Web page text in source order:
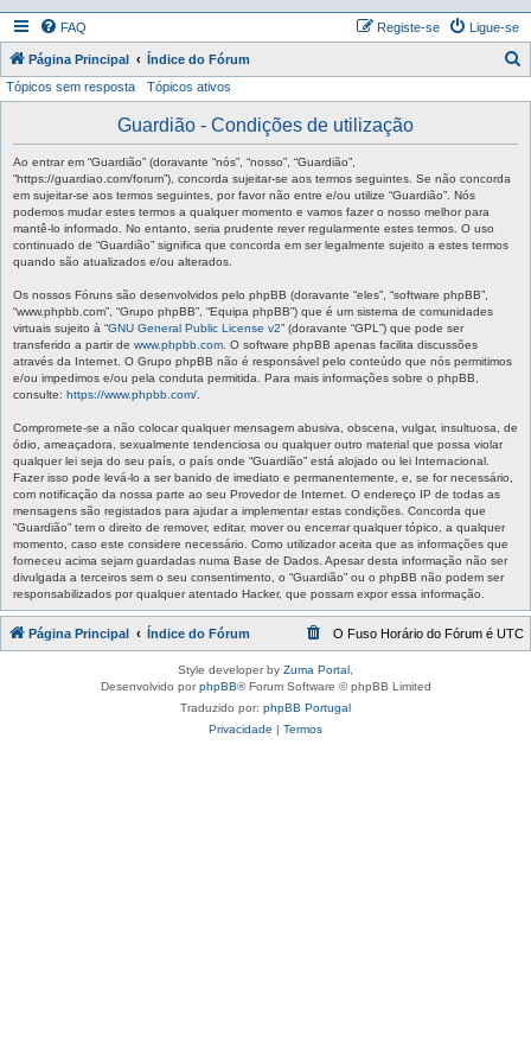
FAQ Ligue-se
Registe-se
Página Principal Índice do Fórum
Tópicos sem resposta Tópicos ativos
Guardião - Condições de utilização
Ao entrar em “Guardião” (doravante “nós”, “nosso”, “Guardião”,
“https://guardiao.com/forum”), concorda sujeitar-se aos termos seguintes. Se não concorda
em sujeitar-se aos termos seguintes, por favor não entre e/ou utilize “Guardião”. Nós
podemos mudar estes termos a qualquer momento e vamos fazer o nosso melhor para
mantê-lo informado. No entanto, seria prudente rever regularmente estes termos. O uso
continuado de “Guardião” significa que concorda em ser legalmente sujeito a estes termos
quando são atualizados e/ou alterados.
Os nossos Fóruns são desenvolvidos pelo phpBB (doravante “eles”, “software phpBB”,
“www.phpbb.com”, “Grupo phpBB”, “Equipa phpBB”) que é um sistema de comunidades
virtuais sujeito à “GNU General Public License v2” (doravante “GPL”) que pode ser
transferido a partir de www.phpbb.com . O software phpBB apenas facilita discussões
através da Internet. O Grupo phpBB não é responsável pelo conteúdo que nós permitimos
e/ou impedimos e/ou pela conduta permitida. Para mais informações sobre o phpBB,
consulte: https://www.phpbb.com/
Compromete-se a não colocar qualquer mensagem abusiva, obscena, vulgar, insultuosa, de
ódio, ameaçadora, sexualmente tendenciosa ou qualquer outro material que possa violar
qualquer lei seja do seu país, o país onde “Guardião” está alojado ou lei Internacional.
Fazer isso pode levá-lo a ser banido de imediato e permanentemente, e, se for necessário,
com notificação da nossa parte ao seu Provedor de Internet. O endereço IP de todas as
mensagens são registados para ajudar a implementar estas condições. Concorda que
“Guardião” tem o direito de remover, editar, mover ou encerrar qualquer tópico, a qualquer
momento, caso este considere necessário. Como utilizador aceita que as informações que
forneceu acima sejam guardadas numa Base de Dados. Apesar desta informação não ser
divulgada a terceiros sem o seu consentimento, o “Guardião” ou o phpBB não podem ser
responsabilizados por qualquer atentado Hacker, que possam expor essa informação.
Página Principal Índice do Fórum O Fuso Horário do Fórum é UTC
Style developer by Zuma Portal
Desenvolvido porphpBB® Forum Software © phpBB Limited
Traduzido por: phpBB Portugal
Privacidade | Termos